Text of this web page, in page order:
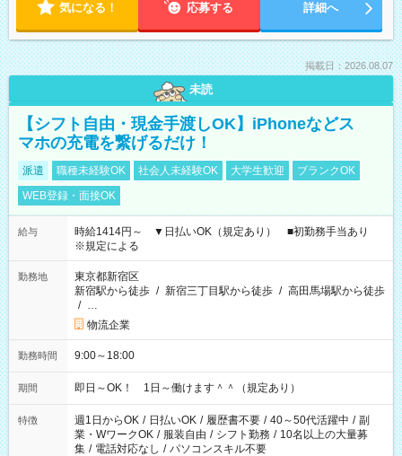
気になる！ 応募する 詳細へ
掲載日：2026.08.07
未読
【シフト自由・現金手渡しOK】iPhoneなどス
マホの充電を繋げるだけ！
派遣 職種未経験OK 社会人未経験OK 大学生歓迎
ブランクOK
WEB登録・面接OK
給与
時給1414円～ ▼日払いOK（規定あり） ■初勤務手当あり
※規定による
勤務地
東京都新宿区
新宿駅から徒歩 / 新宿三丁目駅から徒歩 / 高田馬場駅から徒歩
/ …
物流企業
勤務時間 9:00～18:00
期間 即日～OK！ 1日～働けます＾＾（規定あり）
特徴 週1日からOK / 日払いOK / 履歴書不要 / 40～50代活躍中 / 副
業・WワークOK / 服装自由 / シフト勤務 / 10名以上の大量募
集 / 電話対応なし / パソコンスキル不要